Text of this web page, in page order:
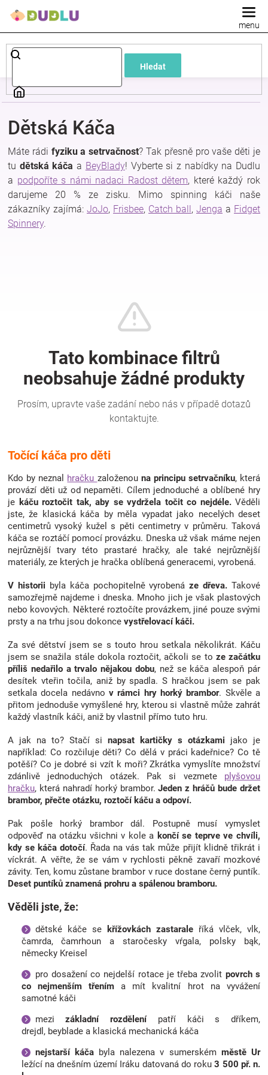
Hledat
Dětské
a
Pokojíček
a
Těhotenské
oblečení
Novinky
Značky
Blog
Hračkářství
Přihlášení
Dětská Káča
Máte rádi fyziku a setrvačnost? Tak přesně pro vaše děti je
tu dětská káča a BeyBlady! Vyberte si z nabídky na Dudlu
a podpoříte s námi nadaci Radost dětem, které každý rok
darujeme 20 % ze zisku. Mimo spinning káči naše
zákazníky zajímá: JoJo, Frisbee, Catch ball, Jenga a Fidget
Spinnery.
Točící káča pro děti
Kdo by neznal hračku založenouna principu setrvačníku, která
provází děti už od nepaměti. Cílem jednoduché a oblíbené hry
je káču roztočit tak, aby se vydržela točit co nejdéle.Věděli
jste, že klasická káča by měla vypadat jako necelých deset
centimetrů vysoký kužel s pěti centimetry v průměru. Taková
káča se roztáčí pomocí provázku. Dneska už však máme nejen
nejrůznější tvary této prastaré hračky, ale také nejrůznější
materiály, ze kterých je hračka oblíbená generacemi, vyrobená.
V historii byla káča pochopitelně vyrobená ze dřeva. Takové
samozřejmě najdeme i dneska. Mnoho jich je však plastových
nebo kovových. Některé roztočíte provázkem, jiné pouze svými
prsty a na trhu jsou dokonce vystřelovací káči.
Za své dětství jsem se s touto hrou setkala několikrát. Káču
jsem se snažila stále dokola roztočit, ačkoli se to ze začátku
příliš nedařilo a trvalo nějakou dobu, než se káča alespoň pár
desítek vteřin točila, aniž by spadla. S hračkou jsem se pak
setkala docela nedávno v rámci hry horký brambor. Skvěle a
přitom jednoduše vymyšlené hry, kterou si vlastně může zahrát
každý vlastník káči, aniž by vlastnil přímo tuto hru.
A jak na to? Stačí si napsat kartičky s otázkami jako je
například: Co rozčiluje děti? Co dělá v práci kadeřnice? Co tě
potěší? Co je dobré si vzít k moři? Zkrátka vymyslíte množství
zdánlivě jednoduchých otázek. Pak si vezmete plyšovou
hračku, která nahradí horký brambor.Jeden z hráčů bude držet
brambor, přečte otázku, roztočí káču a odpoví.
Pak pošle horký brambor dál. Postupně musí vymyslet
odpověď na otázku všichni v kole a končí se teprve ve chvíli,
kdy se káča dotočí. Řada na vás tak může přijít klidně třikrát i
víckrát. A věřte, že se vám v rychlosti pěkně zavaří mozkové
závity. Ten, komu zůstane brambor v ruce dostane černý puntík.
Deset puntíků znamená prohru a spálenou bramboru.
Věděli jste, že:
dětské káče sekřížovkách zastaraleříká vlček, vlk,
čamrda, čamrhoun a staročesky vŕgala, polsky bąk,
německy Kreisel
pro dosažení co nejdelší rotace je třeba zvolit povrch s
co nejmenším třeníma mít kvalitní hrot na vyvážení
samotné káči
mezi základní rozdělenípatří káči s dříkem,
drejdl, beyblade a klasická mechanická káča
nejstarší káčabyla nalezena v sumerském městě Ur
ležící na dnešním území Iráku datovaná do roku 3 500 př. n.